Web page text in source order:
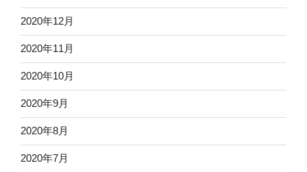
2020年12月
2020年11月
2020年10月
2020年9月
2020年8月
2020年7月